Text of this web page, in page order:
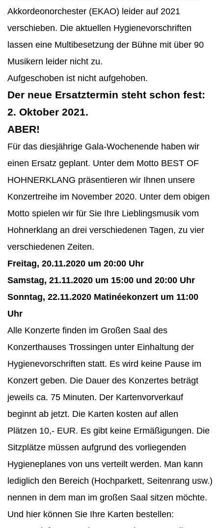
Akkordeonorchester (EKAO) leider auf 2021
verschieben. Die aktuellen Hygienevorschriften
lassen eine Multibesetzung der Bühne mit über 90
Musikern leider nicht zu.
Aufgeschoben ist nicht aufgehoben.
Der neue Ersatztermin steht schon fest:
2. Oktober 2021.
ABER!
Für das diesjährige Gala-Wochenende haben wir
einen Ersatz geplant. Unter dem Motto BEST OF
HOHNERKLANG präsentieren wir Ihnen unsere
Konzertreihe im November 2020. Unter dem obigen
Motto spielen wir für Sie Ihre Lieblingsmusik vom
Hohnerklang an drei verschiedenen Tagen, zu vier
verschiedenen Zeiten.
Freitag, 20.11.2020 um 20:00 Uhr
Samstag, 21.11.2020 um 15:00 und 20:00 Uhr
Sonntag, 22.11.2020 Matinéekonzert um 11:00
Uhr
Alle Konzerte finden im Großen Saal des
Konzerthauses Trossingen unter Einhaltung der
Hygienevorschriften statt. Es wird keine Pause im
Konzert geben. Die Dauer des Konzertes beträgt
jeweils ca. 75 Minuten. Der Kartenvorverkauf
beginnt ab jetzt. Die Karten kosten auf allen
Plätzen 10,- EUR. Es gibt keine Ermäßigungen. Die
Sitzplätze müssen aufgrund des vorliegenden
Hygieneplanes von uns verteilt werden. Man kann
lediglich den Bereich (Hochparkett, Seitenrang usw.)
nennen in dem man im großen Saal sitzen möchte.
Und hier können Sie Ihre Karten bestellen: